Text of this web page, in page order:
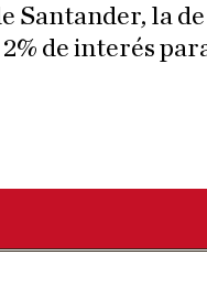
Santander, la
de interés